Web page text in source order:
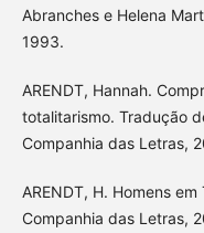
Abranches e Helena
1993.
ARENDT, Hannah.
totalitarismo. Tradução
Companhia das Letras,
ARENDT, H. Homens
Companhia das Letras,